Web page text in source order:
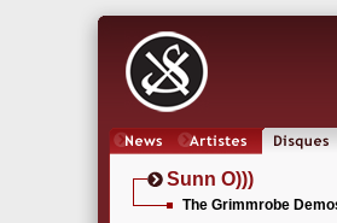
Sunn O)))
The Grimmrobe